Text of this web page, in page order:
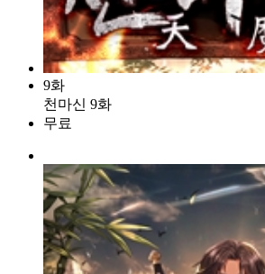
9화
천마신 9화
무료